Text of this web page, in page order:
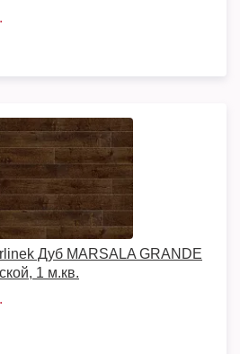
Дуб MARSALA GRANDE
1 м.кв.